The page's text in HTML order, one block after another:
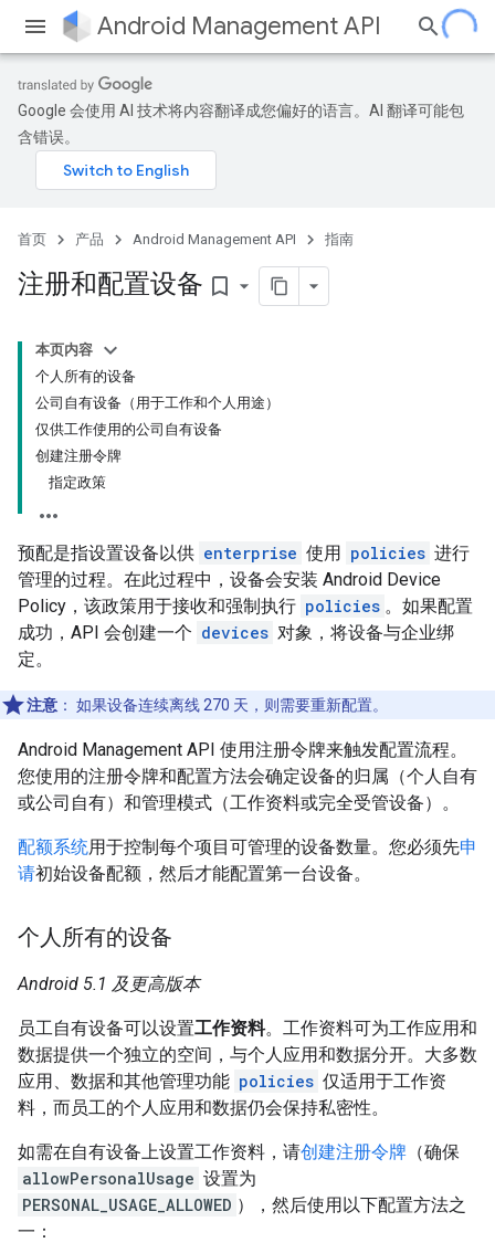
Android Management API
Google 会使用 AI 技术将内容翻译成您偏好的语言。AI 翻译可能包
含错误。
首页 产品 Android Management API 指南
注册和配置设备 bookmark_border
本页内容
个人所有的设备
公司自有设备（用于工作和个人用途）
仅供工作使用的公司自有设备
创建注册令牌
指定政策
预配是指设置设备以供 enterprise 使用 policies 进行
管理的过程。在此过程中，设备会安装 Android Device
Policy，该政策用于接收和强制执行 policies 。如果配置
成功，API 会创建一个 devices 对象，将设备与企业绑
定。
注意 ： 如果设备连续离线 270 天，则需要重新配置。
Android Management API 使用注册令牌来触发配置流程。
您使用的注册令牌和配置方法会确定设备的归属（个人自有
或公司自有）和管理模式（工作资料或完全受管设备）。
配额系统用于控制每个项目可管理的设备数量。您必须先申
请初始设备配额，然后才能配置第一台设备。
个人所有的设备
Android 5.1 及更高版本
员工自有设备可以设置工作资料。工作资料可为工作应用和
数据提供一个独立的空间，与个人应用和数据分开。大多数
应用、数据和其他管理功能 policies 仅适用于工作资
料，而员工的个人应用和数据仍会保持私密性。
如需在自有设备上设置工作资料，请创建注册令牌 （确保
allowPersonalUsage 设置为
PERSONAL_USAGE_ALLOWED ），然后使用以下配置方法之
一：